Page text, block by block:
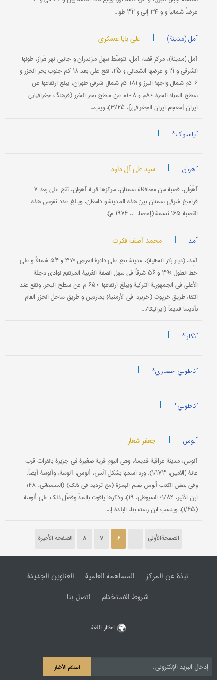
عرضاً شمالیاً و و ۳۴َ إلی و ۳۲َ طو...
آمل (مدینة) | علی بابا عسکری
آمل (مدینة)، مرکز قضاء آمل، تتوسّط سهل مازندران و جانبي نهر هَراز، طولها
الشرقي و ۲۱َ و عرضها الشمالي و ۲۵َ، تقع علی بعد ۱۸ کم جنوب بحر الخزر و
۶ کم شمال واجهة البرز و ۱۸۱ کم شمال شرقي طهران، یبلغ ارتفاعها عن
سطح المیاه الحرة ۸۰م و ۱۰۸م عن سطح بحر الخزر (فرهنگ جغرافیایي
ایران [معجم ایران الجغرافي]، ۳/۲۵). ویب...
آیاسلوک* |
آهوان | سید علي آل داود
آهُوَان، قصبة من محافظة سمنان، مرکزها قریة آهوان، تقع علی بعد ۷
فراسخ شرقي سمنان بین هذه المدینة و دامغان، ویبلغ عدد نفوس هذه
القصبة ۱۶۵ نسمة (إحصاء….، ۱۹۷۶ م).
آمد | محمد آصف فکرت
آمِد، (دیار بکر الحالیة)، مدینة تقع علی دائرة العرض ۳۷‌‌º و ۵۴َ شمالاً و علی
خط الطول ۳۹‌º و ۵۶َ شرقاً في سهل الضفة الغربیة المرتفع لوادي دجلة
الأعلی في الجمهوریة الترکیة ویبلغ ارتفاعها ۶۵۰ م عن سطح البحر. وتقع عند
التقاء طریق خرپوت (خربرد: في الأرمنیة) بماردین و طریق ساحل الخزر العام
بأدیسا قدیماً (ایرانیکا/...
آنکارا* |
آناطولي حصاري* |
آناطولي* |
آلوس | جعفر شعار
آلوس، مدینة عراقیة قدیمة، وهي الیوم قریة صغیرة في جزیرة بالفرات قرب
عانة (الأمین، ۱/۱۷۳). ورد اسمها بشکل آلُس، ألوس، آلوسة، وألوسة أیضاً.
وفي بعض الکتب أُلوس بضم الهمزة (مع تردید في ذلک) (السمعاني، ۴۸؛
ابن الأثیر، ۱/۸۲؛ السیوطي، ۱۹). وذکرها یاقوت بالمدّ وفضّل ذلک علی ألوسة
(۱/۶۵). وینسب ابن رسته بناء البلدة إ...
الصفحةالأولی ...
6
7
8 الصفحة الأخیرة
نبذة عن المرکز المساهمة العلمیة
العناوین الجدیدة
شروط الاستخدام
اتصل بنا
اختار اللغة
استلام الأخبار